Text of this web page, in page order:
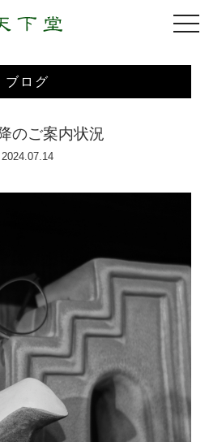
ブログ
のご案内状況
2024.07.14